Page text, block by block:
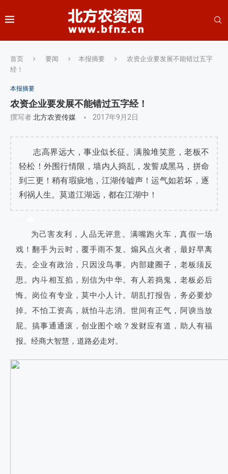
首页 要闻 本报摘要
农资企业要发展不能错过五字
经！
本报摘要
农资企业要发展不能错过五字经！
撰写者北方农资传媒 2017年9月2日
志高界远大，事业似长征。满脸堆笑意，老板不
轻松！外围行情限，墙内人捣乱，发誓成黑马，拼命
到三更！稍有瑕疵地，江湖传嘘声！运气如若坏，逐
利祸人生。莫道江湖远，都在江湖中！
为己害友利，人品无评意。满嘴跑火车，真假一场
戏！翻手为云时，覆手雨不复。煽风点火者，最好早离
去。企业有政治，只因没鸟事。内部建圈子，老板须反
思。内斗相互掐，别信为中华。有人若捣鬼，老板必后
悔。岗位有专业，莫中小人计。胡乱打报告，务必要炒
掉。不怕工资高，就怕斗志消。世间有正气，阿谀当放
屁。搞事通通滚，创业图个啥？发财应有道，助人有福
报。经商大智慧，道路必走对。